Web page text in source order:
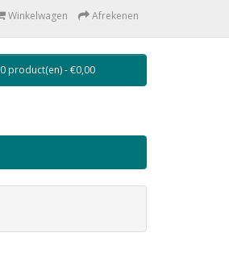
Winkelwagen Afrekenen
0 product(en) - €0,00